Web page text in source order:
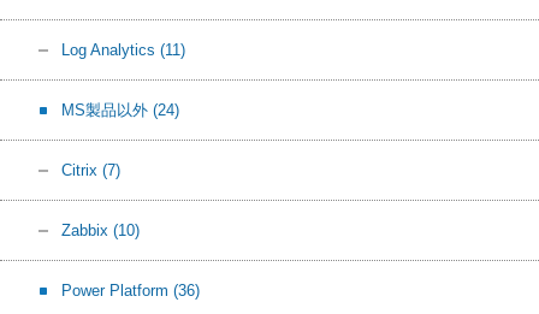
Log Analytics (11)
MS製品以外 (24)
Citrix (7)
Zabbix (10)
Power Platform (36)